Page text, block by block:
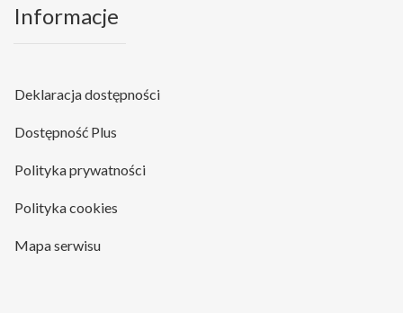
Informacje
Deklaracja dostępności
Dostępność Plus
Polityka prywatności
Polityka cookies
Mapa serwisu